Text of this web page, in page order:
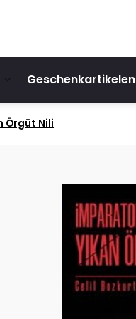
Geschenkartikelen
Örgüt Nili